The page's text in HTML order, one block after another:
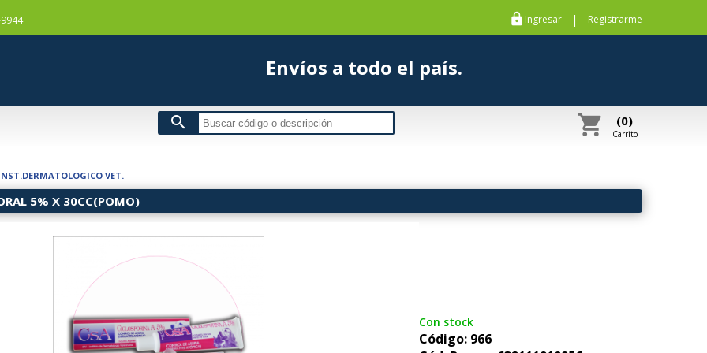
https Ingresar | Registrarme
Envíos a todo el país.
search shopping_cart (0)
Carrito
VET.
5% X 30CC(POMO)
Con stock
Código: 966